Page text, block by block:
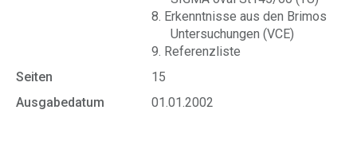
8. Erkenntnisse aus den Brimos
Untersuchungen (VCE)
9. Referenzliste
Seiten
15
Ausgabedatum
01.01.2002